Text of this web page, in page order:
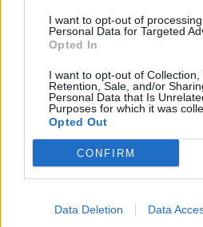
I want to opt-out of
Personal Data for Targeted
Opted In
I want to opt-out of Collection,
Retention, Sale, and/or
Personal Data that Is
Purposes for which it was
Opted Out
CONFIRM
Data Deletion Data
Ibrahimovic, Robinho, Pato e
'faraone'.
possibilità di sbarco in quel di
Gilardino e Mutu andrà via -,
dichiarazioni di Prandelli,
sempre più, giorno dopo
'. Del brasiliano s'è
molto, negli ultimi giorni,
serie di indiscrezioni in merito
22 in rossonero. L'imminente